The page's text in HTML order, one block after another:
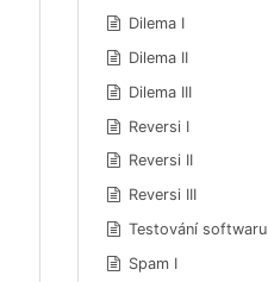
Dilema I
Dilema II
Dilema III
Reversi I
Reversi II
Reversi III
Testování softwaru
Spam I